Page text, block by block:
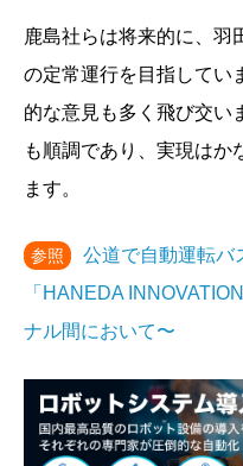
鹿島社らは将来的に、羽
の定常運行を目指してい
的な意見も多く飛び交い
も順調であり、実現はか
ます。
参照
公道で自動運転バ
「HANEDA
ナル間において〜